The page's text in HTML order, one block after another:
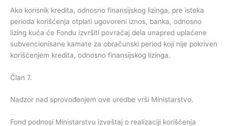
Ako korisnik kredita, odnosno finansijskog lizinga, pre isteka
perioda korišćenja otplati ugovoreni iznos, banka, odnosno
lizing kuća će Fondu izvršiti povraćaj dela unapred uplaćene
subvencionisane kamate za obračunski period koji nije pokriven
korišćenjem kredita, odnosno finansijskog lizinga.
Član 7.
Nadzor nad sprovođenjem ove uredbe vrši Ministarstvo.
Fond podnosi Ministarstvu izveštaj o realizaciji korišćenja